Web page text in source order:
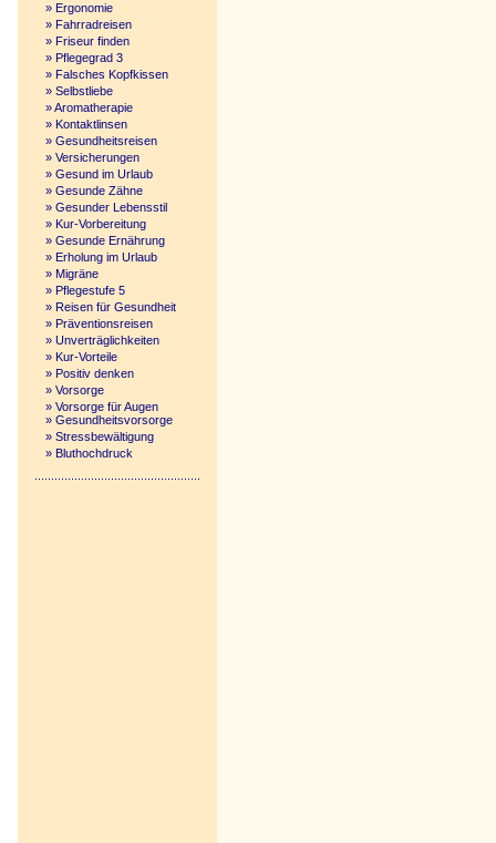
» Ergonomie
» Fahrradreisen
» Friseur finden
» Pflegegrad 3
» Falsches Kopfkissen
» Selbstliebe
»Aromatherapie
» Kontaktlinsen
» Gesundheitsreisen
» Versicherungen
» Gesund im Urlaub
» Gesunde Zähne
» Gesunder Lebensstil
» Kur-Vorbereitung
» Gesunde Ernährung
» Erholung im Urlaub
» Migräne
» Pflegestufe 5
» Reisen für Gesundheit
» Präventionsreisen
» Unverträglichkeiten
» Kur-Vorteile
» Positiv denken
» Vorsorge
» Vorsorge für Augen
» Gesundheitsvorsorge
» Stressbewältigung
» Bluthochdruck